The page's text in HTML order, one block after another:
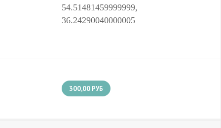
54.51481459999999,
36.24290040000005
300,00 РУБ